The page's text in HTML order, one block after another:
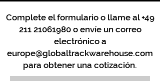
Complete el formulario o llame al+49
211 21061980o envíe un correo
electrónico a
europe@globaltrackwarehouse.com
para obtener una cotización.